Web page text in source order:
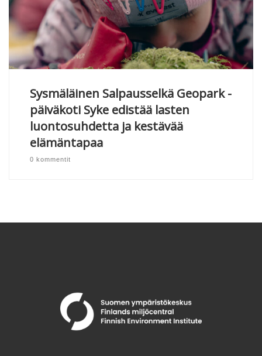
Sysmäläinen Salpausselkä Geopark -
päiväkoti Syke edistää lasten
luontosuhdetta ja kestävää
elämäntapaa
0 kommentit